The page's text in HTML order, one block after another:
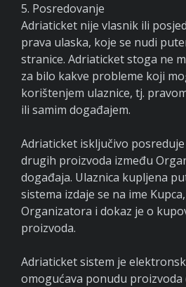
5. Posredovanje
Adriaticket nije vlasnik ili
prava ulaska, koje se nudi
stranice. Adriaticket stoga ne
za bilo kakve probleme koji
korištenjem ulaznice, tj.
ili samim događajem.
Adriaticket isključivo
drugih proizvoda između
događaja. Ulaznica kupljena
sistema izdaje se na ime
Organizatora i dokaz je o
proizvoda.
Adriaticket sistem je
omogućava ponudu proizvoda